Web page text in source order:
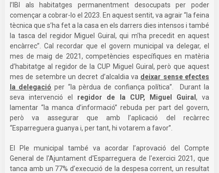
l’IBI als habitatges permanentment desocupats per poder
començar a cobrar-lo el 2023. En aquest sentit, va agrair “la feina
tècnica que s’ha fet a la casa en els darrers dies intensos i també
la tasca del regidor Miguel Guiral, qui m’ha precedit en aquest
encàrrec”. Cal recordar que el govern municipal va delegar, el
mes de maig de 2021, competències específiques en matèria
d’habitatge al regidor de la CUP Miguel Guiral, però que aquest
mes de setembre un decret d’alcaldia va deixar sense efectes
la delegació per “la pèrdua de confiança política”. Durant la
seva intervenció el regidor de la CUP, Miguel Guiral , va
lamentar “la manca d’informació” rebuda per part del govern,
però va assegurar que amb l’aplicació del recàrrec
“Esparreguera guanya i, per tant, hi votarem a favor”.
El Ple municipal també va acordar l’aprovació del Compte
General de l'Ajuntament d'Esparreguera de l'exercici 2021, que
tanca amb un 77% d’execució de la despesa corrent, un resultat